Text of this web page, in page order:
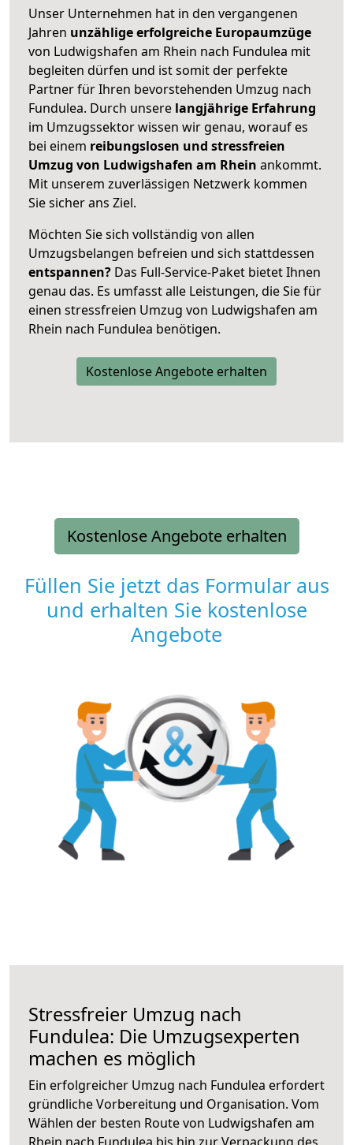
Unser Unternehmen hat in den vergangenen
Jahren unzählige erfolgreiche Europaumzüge
von Ludwigshafen am Rhein nach Fundulea mit
begleiten dürfen und ist somit der perfekte
Partner für Ihren bevorstehenden Umzug nach
Fundulea. Durch unsere langjährige Erfahrung
im Umzugssektor wissen wir genau, worauf es
bei einem reibungslosen und stressfreien
Umzug von Ludwigshafen am Rhein ankommt.
Mit unserem zuverlässigen Netzwerk kommen
Sie sicher ans Ziel.
Möchten Sie sich vollständig von allen
Umzugsbelangen befreien und sich stattdessen
entspannen? Das Full-Service-Paket bietet Ihnen
genau das. Es umfasst alle Leistungen, die Sie für
einen stressfreien Umzug von Ludwigshafen am
Rhein nach Fundulea benötigen.
Kostenlose Angebote erhalten
Kostenlose Angebote erhalten
Füllen Sie jetzt das Formular aus
und erhalten Sie kostenlose
Angebote
Stressfreier Umzug nach
Fundulea: Die Umzugsexperten
machen es möglich
Ein erfolgreicher Umzug nach Fundulea erfordert
gründliche Vorbereitung und Organisation. Vom
Wählen der besten Route von Ludwigshafen am